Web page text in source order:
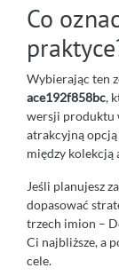
Co
Wybierając ten
ace192f858bc,
wersji produktu
atrakcyjną
między kolekcją
Jeśli planujesz
dopasować
trzech imion –
Ci najbliższe, a
cele.